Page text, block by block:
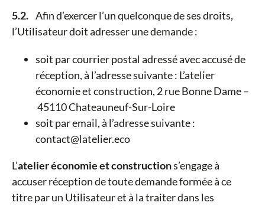
5.2.Afin d’exercer l’un quelconque de ses droits,
l’Utilisateur doit adresser une demande :
soit par courrier postal adressé avec accusé de
réception, à l’adresse suivante : L’atelier
économie et construction, 2 rue Bonne Dame –
45110 Chateauneuf-Sur-Loire
soit par email, à l’adresse suivante :
contact@latelier.eco
L’atelier économie et constructions’engage à
accuser réception de toute demande formée à ce
titre par un Utilisateur et à la traiter dans les